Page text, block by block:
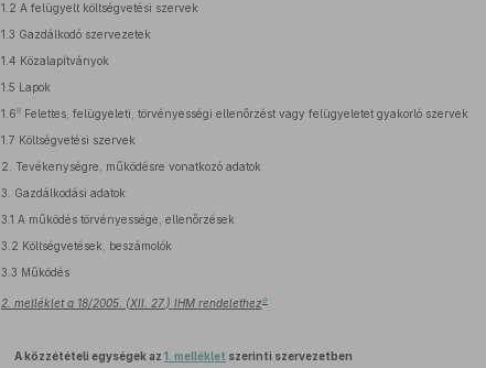
1.2 A felügyelt költségvetési szervek
1.3 Gazdálkodó szervezetek
1.4 Közalapítványok
1.5 Lapok
1.68Felettes, felügyeleti, törvényességi ellenőrzést vagy felügyeletet gyakorló szervek
1.7 Költségvetési szervek
2.
Tevékenységre, működésre vonatkozó adatok
3.
Gazdálkodási adatok
3.1 A működés törvényessége, ellenőrzések
3.2 Költségvetések, beszámolók
3.3 Működés
2. melléklet a 18/2005. (XII. 27.) IHM rendelethez9
A közzétételi egységek az 1. melléklet szerinti szervezetben